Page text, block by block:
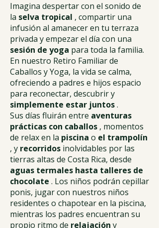
Imagina despertar con el sonido de
la selva tropical , compartir una
infusión al amanecer en tu terraza
privada y empezar el día con una
sesión de yoga para toda la familia.
En nuestro Retiro Familiar de
Caballos y Yoga, la vida se calma,
ofreciendo a padres e hijos espacio
para reconectar, descubrir y
simplemente estar juntos.
Sus días fluirán entre aventuras
prácticas con caballos , momentos
de relax en la piscina o el trampolín
, y recorridos inolvidables por las
tierras altas de Costa Rica, desde
aguas termales hasta talleres de
chocolate . Los niños podrán cepillar
ponis, jugar con nuestros niños
residentes o chapotear en la piscina,
mientras los padres encuentran su
propio ritmo de relajación y